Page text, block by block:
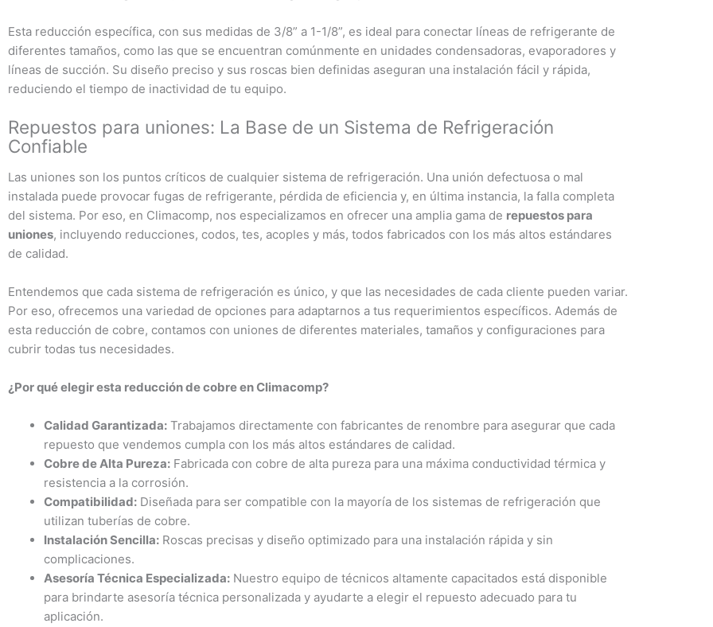
Esta reducción específica, con sus medidas de 3/8” a 1-1/8”, es ideal para conectar líneas de refrigerante de
diferentes tamaños, como las que se encuentran comúnmente en unidades condensadoras, evaporadores y
líneas de succión. Su diseño preciso y sus roscas bien definidas aseguran una instalación fácil y rápida,
reduciendo el tiempo de inactividad de tu equipo.
Repuestos para uniones: La Base de un Sistema de Refrigeración
Confiable
Las uniones son los puntos críticos de cualquier sistema de refrigeración. Una unión defectuosa o mal
instalada puede provocar fugas de refrigerante, pérdida de eficiencia y, en última instancia, la falla completa
del sistema. Por eso, en Climacomp, nos especializamos en ofrecer una amplia gama de repuestos para
uniones, incluyendo reducciones, codos, tes, acoples y más, todos fabricados con los más altos estándares
de calidad.
Entendemos que cada sistema de refrigeración es único, y que las necesidades de cada cliente pueden variar.
Por eso, ofrecemos una variedad de opciones para adaptarnos a tus requerimientos específicos. Además de
esta reducción de cobre, contamos con uniones de diferentes materiales, tamaños y configuraciones para
cubrir todas tus necesidades.
¿Por qué elegir esta reducción de cobre en Climacomp?
Calidad Garantizada: Trabajamos directamente con fabricantes de renombre para asegurar que cada
repuesto que vendemos cumpla con los más altos estándares de calidad.
Cobre de Alta Pureza: Fabricada con cobre de alta pureza para una máxima conductividad térmica y
resistencia a la corrosión.
Compatibilidad: Diseñada para ser compatible con la mayoría de los sistemas de refrigeración que
utilizan tuberías de cobre.
Instalación Sencilla: Roscas precisas y diseño optimizado para una instalación rápida y sin
complicaciones.
Asesoría Técnica Especializada: Nuestro equipo de técnicos altamente capacitados está disponible
para brindarte asesoría técnica personalizada y ayudarte a elegir el repuesto adecuado para tu
aplicación.